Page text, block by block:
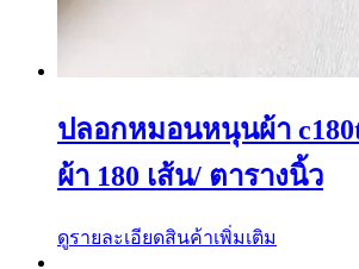
ปลอกหมอนหนุนผ้า
ผ้า 180 เส้น/ ตารางนิ้ว
ดูรายละเอียดสินค้าเพิ่มเติม